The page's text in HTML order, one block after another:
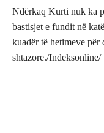
Ndërkaq Kurti nuk ka
bastisjet e fundit në
kuadër të hetimeve për
shtazore./Indeksonline/